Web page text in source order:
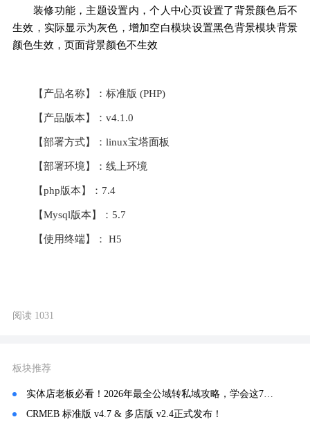
装修功能，主题设置内，个人中心页设置了背景颜色后不
生效，实际显示为灰色，增加空白模块设置黑色背景模块背景
颜色生效，页面背景颜色不生效
【产品名称】：标准版 (PHP)
【产品版本】：v4.1.0
【部署方式】：linux宝塔面板
【部署环境】：线上环境
【php版本】：7.4
【Mysql版本】：5.7
【使用终端】： H5
阅读 1031
板块推荐
实体店老板必看！2026年最全公域转私域攻略，学会这7招再也不愁没客户
CRMEB 标准版 v4.7 & 多店版 v2.4正式发布！